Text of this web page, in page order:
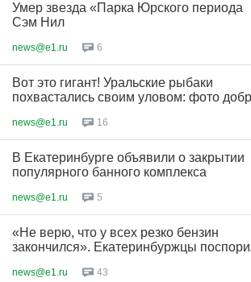
Умер звезда «Парка Юрского периода
Сэм Нил
news@e1.ru 6
Вот это гигант! Уральские рыбаки
похвастались своим уловом: фото
news@e1.ru 16
В Екатеринбурге объявили о закрытии
популярного банного комплекса
news@e1.ru 5
«Не верю, что у всех резко бензин
закончился». Екатеринбуржцы
news@e1.ru 43